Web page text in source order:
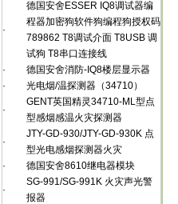
·
德国安舍ESSER IQ8调试器编
程器加密狗软件狗编程狗授权码
789862 T8调试介面 T8USB 调
试狗 T8串口连接线
·
德国安舍消防-IQ8楼层显示器
·
光电烟/温探测器（34710）
·
GENT英国精灵34710-ML型点
型感烟感温火灾探测器
·
JTY-GD-930/JTY-GD-930K 点
型光电感烟探测器火灾
·
德国安舍8610继电器模块
·
SG-991/SG-991K 火灾声光警
报器